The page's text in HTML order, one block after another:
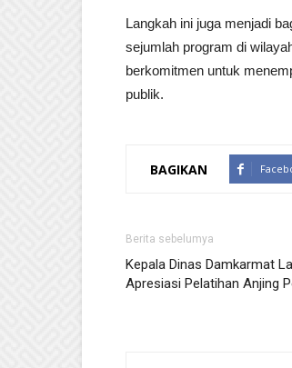
Langkah ini juga menjadi
sejumlah program di
berkomitmen untuk
publik.
BAGIKAN
Berita sebelumya
Kepala Dinas Damkarmat
Apresiasi Pelatihan Anjing